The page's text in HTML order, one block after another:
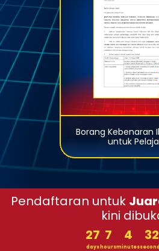
Borang Kebenaran
untuk
Pendaftaran untuk
kini
27
days
7
hours
4
minutes
32